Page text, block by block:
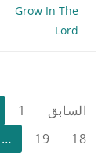
Grow In The
Lord
تعدد
صفحات
السابق 1
18
19
…